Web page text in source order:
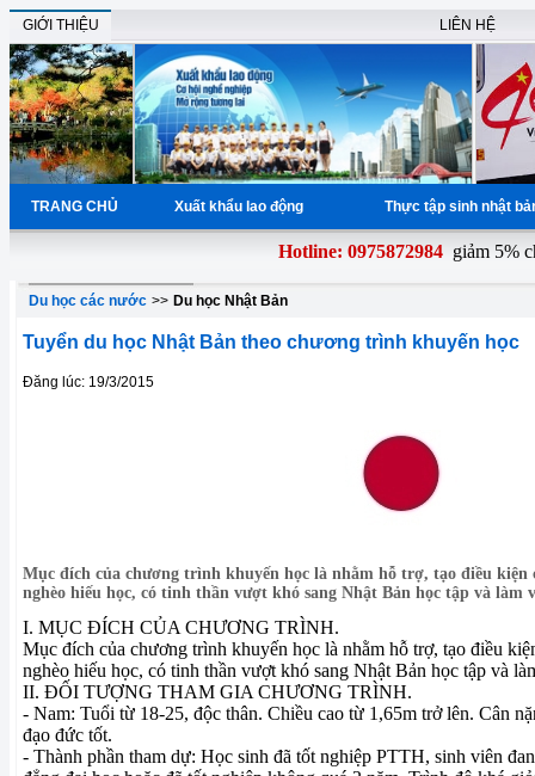
GIỚI THIỆU LIÊN HỆ
TRANG CHỦ Xuất khẩu lao động Thực tập sinh nhật
Hotline: 0975872984giảm 5%
Du học các nước >> Du học Nhật Bản
Tuyển du học Nhật Bản theo chương trình khuyến học
Đăng lúc: 19/3/2015
Mục đích của chương trình khuyến học là nhằm hỗ trợ, tạo điều kiện
nghèo hiếu học, có tinh thần vượt khó sang Nhật Bản học tập và làm
I. MỤC ĐÍCH CỦA CHƯƠNG TRÌNH.
Mục đích của chương trình khuyến học là nhằm hỗ trợ, tạo điều
nghèo hiếu học, có tinh thần vượt khó sang Nhật Bản học tập và
II. ĐỐI TƯỢNG THAM GIA CHƯƠNG TRÌNH.
- Nam: Tuổi từ 18-25, độc thân. Chiều cao từ 1,65m trở lên. Cân
đạo đức tốt.
- Thành phần tham dự: Học sinh đã tốt nghiệp PTTH, sinh viên